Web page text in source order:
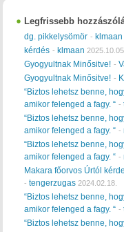
Legfrissebb
dg. pikkelysömör - klmaan
kérdés - klmaan 2025.10.05.
Gyogyultnak Minősitve! -
Gyogyultnak Minősitve! -
“Biztos lehetsz benne,
amikor felenged a fagy. “ -
“Biztos lehetsz benne,
amikor felenged a fagy. “ -
“Biztos lehetsz benne,
amikor felenged a fagy. “ -
Makara főorvos Úrtól
-tengerzugas 2024.02.18.
“Biztos lehetsz benne,
amikor felenged a fagy. “ -
“Biztos lehetsz benne,